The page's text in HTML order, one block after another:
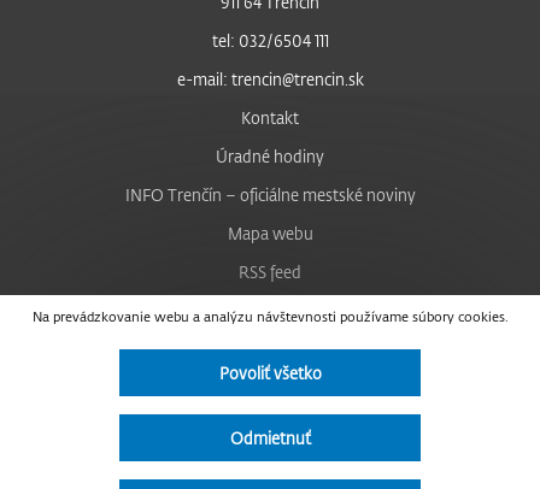
Na prevádzkovanie webu a analýzu návštevnosti používame súbory cookies.
Povoliť všetko
Odmietnuť
tel: 032/6504 111
e-mail: trencin@trencin.sk
Kontakt
Úradné hodiny
INFO Trenčín – oficiálne mestské noviny
Mapa webu
RSS feed
Nastavenie cookies
Facebook
Instagram
Vyhlásenie o prístupnosti